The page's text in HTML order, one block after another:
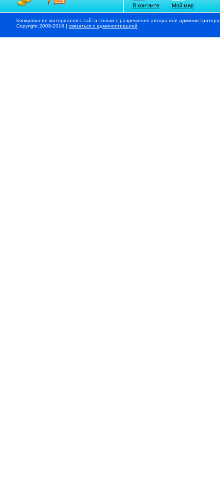
В контакте Мой мир
Копирование материалов с сайта только с разрешения автора или
Copyright 2008-2016 | связаться с администрацией